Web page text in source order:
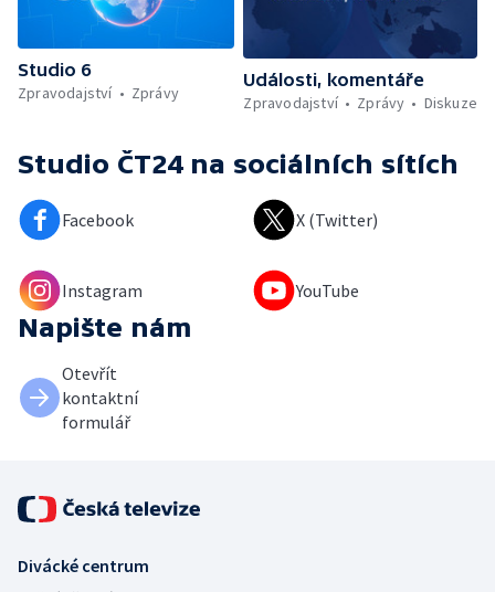
Studio 6
Zpravodajství
Zprávy
Události, komentáře
Zpravodajství
Zprávy Diskuze
Studio ČT24 na sociálních sítích
Facebook X (Twitter)
Instagram YouTube
Napište nám
Otevřít
kontaktní
formulář
Divácké centrum